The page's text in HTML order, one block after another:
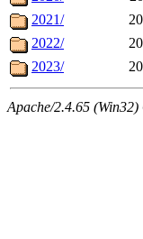
2021/
2022/
2023/
Apache/2.4.65